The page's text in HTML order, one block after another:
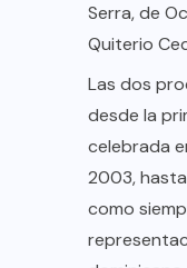
Serra, de
Quiterio
Las dos
desde la
celebrada
2003,
como